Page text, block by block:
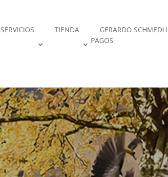
SERVICIOS TIENDA GERARDO
PAGOS